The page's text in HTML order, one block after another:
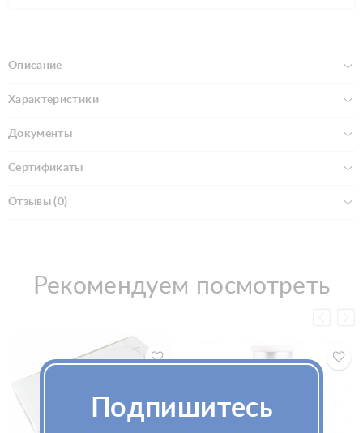
Описание
Характеристики
Документы
Сертификаты
Отзывы (0)
Рекомендуем посмотреть
Подпишитесь